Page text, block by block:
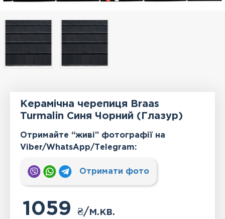
Керамічна черепиця Braas
Turmalin Синя Чорний (Глазур)
Отримайте “живі” фотографії на
Viber/WhatsApp/Тelegram:
Отримати фото
1059₴/м.кв.